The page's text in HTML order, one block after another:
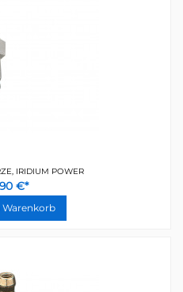
IRIDIUM POWER
€*
Warenkorb